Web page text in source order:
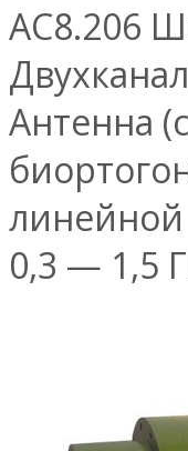
АС8.206
Антенна (с
0,3 — 1,5